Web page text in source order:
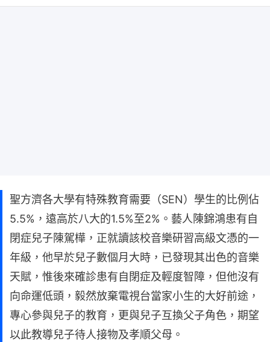
聖方濟各大學有特殊教育需要（SEN）學生的比例佔
5.5%，遠高於八大的1.5%至2%。藝人陳錦鴻患有自
閉症兒子陳駕樺，正就讀該校音樂研習高級文憑的一
年級，他早於兒子數個月大時，已發現其出色的音樂
天賦，惟後來確診患有自閉症及輕度智障，但他沒有
向命運低頭，毅然放棄電視台當家小生的大好前途，
專心參與兒子的教育，更與兒子互換父子角色，期望
以此教導兒子待人接物及孝順父母。